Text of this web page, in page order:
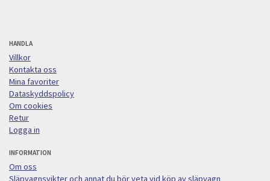
HANDLA
Villkor
Kontakta oss
Mina favoriter
Dataskyddspolicy
Om cookies
Retur
Logga in
INFORMATION
Om oss
Släpvagnsvikter och annat du bör veta vid köp av släpvagn